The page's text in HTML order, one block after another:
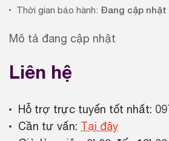
Thời gian bảo hành: Đang cập nhật
Mô tả đang cập nhật
Liên hệ
Hỗ trợ trực tuyến tốt nhất:
Cần tư vấn: Tại đây